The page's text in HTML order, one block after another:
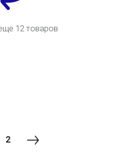
12 товаров
2